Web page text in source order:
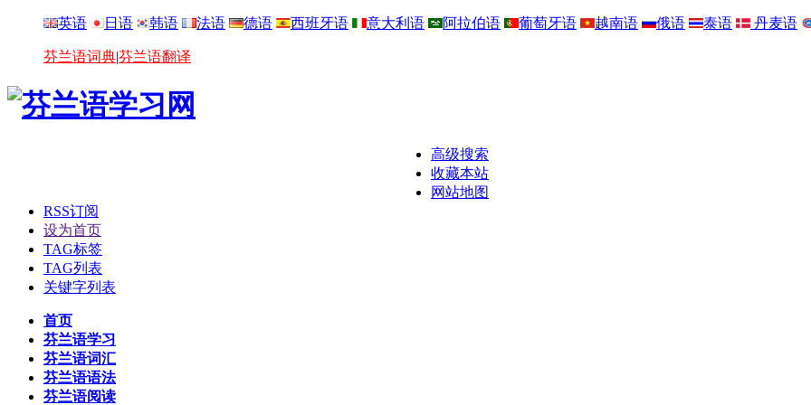
英语 日语 韩语 法语 德语 西班牙语 意大利语 阿拉伯语 葡萄牙语 越南语 俄语 泰语 丹麦语
芬兰语词典|芬兰语翻译
高级搜索
收藏本站
网站地图
RSS订阅
设为首页
TAG标签
TAG列表
关键字列表
首页
芬兰语学习
芬兰语词汇
芬兰语语法
芬兰语阅读